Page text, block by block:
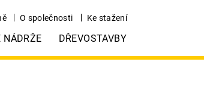
O společnosti Ke stažení
NÁDRŽE DŘEVOSTAVBY